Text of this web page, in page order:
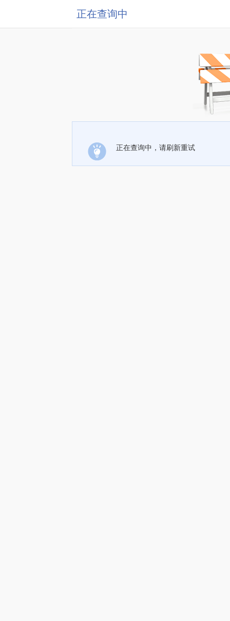
正在查询中
正在查询中，请刷新重试